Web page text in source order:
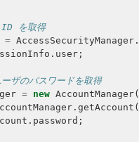
を取得
= AccessSecurityManager.
. user;
ザのパスワードを取得
= new AccountManager(
. getAccount (
. password ;